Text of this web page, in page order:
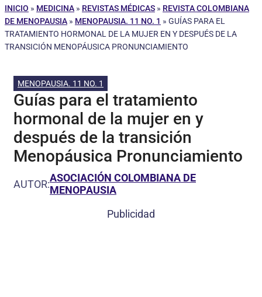
INICIO » MEDICINA » REVISTAS MÉDICAS » REVISTA COLOMBIANA
DE MENOPAUSIA » MENOPAUSIA. 11 NO. 1 » GUÍAS PARA EL
TRATAMIENTO HORMONAL DE LA MUJER EN Y DESPUÉS DE LA
TRANSICIÓN MENOPÁUSICA PRONUNCIAMIENTO
MENOPAUSIA. 11 NO. 1
Guías para el tratamiento
hormonal de la mujer en y
después de la transición
Menopáusica Pronunciamiento
AUTOR:ASOCIACIÓN COLOMBIANA DE
MENOPAUSIA
Publicidad